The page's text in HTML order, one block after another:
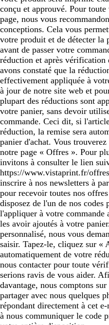
conçu et approuvé. Pour
page, nous vous
conceptions. Cela vous
votre produit et de détecter la
avant de passer votre
réduction et après vérification
avons constaté que la
effectivement appliquée à
à jour de notre site web et
plupart des réductions sont
votre panier, sans devoir
commande. Ceci dit, si
réduction, la remise sera
panier d'achat. Vous
notre page « Offres ». Pour
invitons à consulter le lien
https://www.vistaprint.fr/
inscrire à nos newsletters à
pour recevoir toutes nos
disposez de l'un de nos
l'appliquer à votre commande
les avoir ajoutés à votre
personnalisé, nous vous
saisir. Tapez-le, cliquez sur «
automatiquement de votre
nous contacter pour toute
serions ravis de vous aider.
davantage, nous comptons
partager avec nous quelques
répondant directement à cet
à nous communiquer le code